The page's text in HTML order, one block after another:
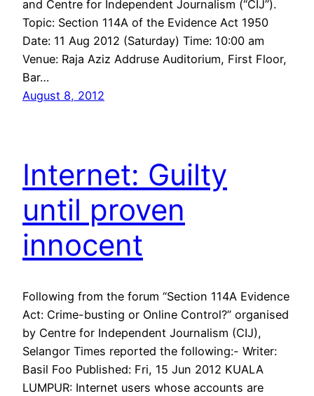
and Centre for Independent Journalism (“CIJ”).
Topic: Section 114A of the Evidence Act 1950
Date: 11 Aug 2012 (Saturday) Time: 10:00 am
Venue: Raja Aziz Addruse Auditorium, First Floor,
Bar…
August 8, 2012
Internet: Guilty
until proven
innocent
Following from the forum “Section 114A Evidence
Act: Crime-busting or Online Control?” organised
by Centre for Independent Journalism (CIJ),
Selangor Times reported the following:- Writer:
Basil Foo Published: Fri, 15 Jun 2012 KUALA
LUMPUR: Internet users whose accounts are